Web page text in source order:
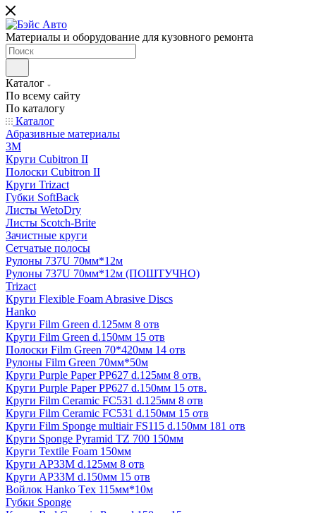
Материалы и оборудование для кузовного ремонта
Каталог
По всему сайту
По каталогу
Каталог
Абразивные материалы
3M
Круги Cubitron II
Полоски Cubitron II
Круги Trizact
Губки SoftBack
Листы WetoDry
Листы Scotch-Brite
Зачистные круги
Сетчатые полосы
Рулоны 737U 70мм*12м
Рулоны 737U 70мм*12м (ПОШТУЧНО)
Trizact
Круги Flexible Foam Abrasive Discs
Hanko
Круги Film Green d.125мм 8 отв
Круги Film Green d.150мм 15 отв
Полоски Film Green 70*420мм 14 отв
Рулоны Film Green 70мм*50м
Круги Purple Paper PP627 d.125мм 8 отв.
Круги Purple Paper PP627 d.150мм 15 отв.
Круги Film Ceramic FC531 d.125мм 8 отв
Круги Film Ceramic FC531 d.150мм 15 отв
Круги Film Sponge multiair FS115 d.150мм 181 отв
Круги Sponge Pyramid TZ 700 150мм
Круги Textile Foam 150мм
Круги AP33M d.125мм 8 отв
Круги AP33M d.150мм 15 отв
Войлок Hanko Tех 115мм*10м
Губки Sponge